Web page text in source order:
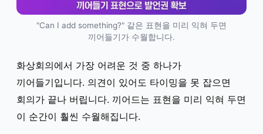
"Can I add something?" 같은 표현을 미리 익혀 두면
끼어들기가 수월합니다.
화상회의에서 가장 어려운 것 중 하나가
끼어들기입니다. 의견이 있어도 타이밍을 못 잡으면
회의가 끝나 버립니다. 끼어드는 표현을 미리 익혀 두면
이 순간이 훨씬 수월해집니다.